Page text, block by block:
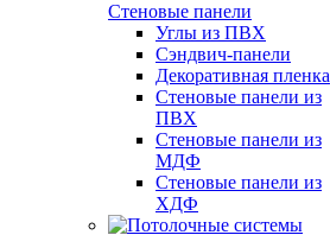
Стеновые панели
Углы из ПВХ
Сэндвич-панели
Декоративная пленка
Стеновые панели из
ПВХ
Стеновые панели из
МДФ
Стеновые панели из
ХДФ